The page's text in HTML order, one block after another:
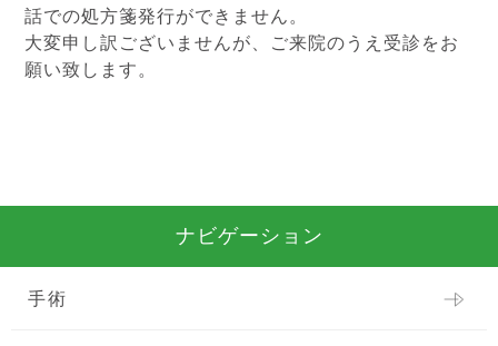
話での処方箋発行ができません。
大変申し訳ございませんが、ご来院のうえ受診をお
願い致します。
ナビゲーション
手術